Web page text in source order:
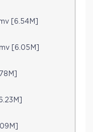
[6.54M]
[6.05M]